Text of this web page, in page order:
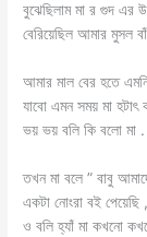
বুঝেছিলাম মা র গুদ এর
বেরিয়েছিল আমার মুসল
আমার মাল বের হতে
যাবো এমন সময় মা
ভয় ভয় বলি কি বলো মা .
তখন মা বলে ” বাবু
একটা নোংরা বই
ও বলি হ্যাঁ মা কখনো